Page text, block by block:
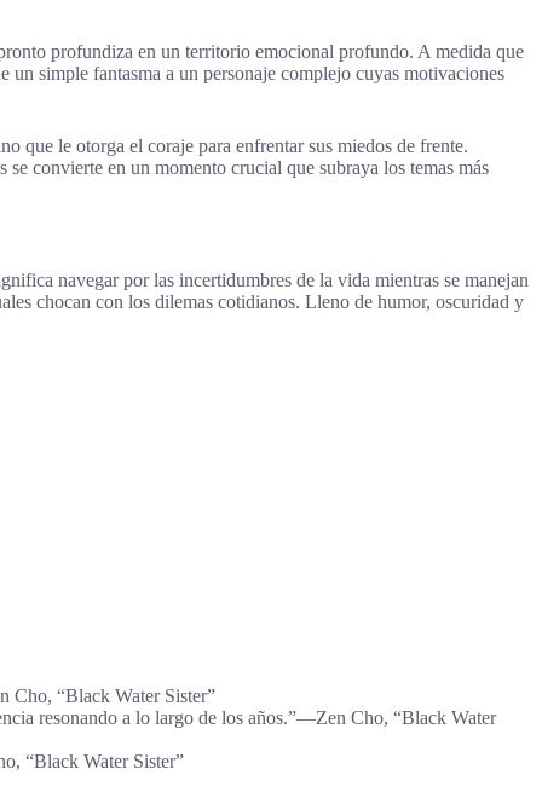
profundiza en un territorio emocional profundo. A medida que
simple fantasma a un personaje complejo cuyas motivaciones
que le otorga el coraje para enfrentar sus miedos de frente.
convierte en un momento crucial que subraya los temas más
navegar por las incertidumbres de la vida mientras se manejan
chocan con los dilemas cotidianos. Lleno de humor, oscuridad y
Cho, “Black Water Sister”
resonando a lo largo de los años.”―Zen Cho, “Black Water
“Black Water Sister”